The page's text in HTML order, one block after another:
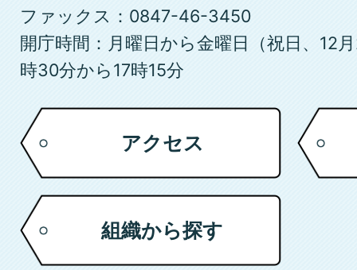
ファックス：0847-46-3450
開庁時間：月曜日から金曜日（祝日、12
時30分から17時15分
アクセス
組織から探す